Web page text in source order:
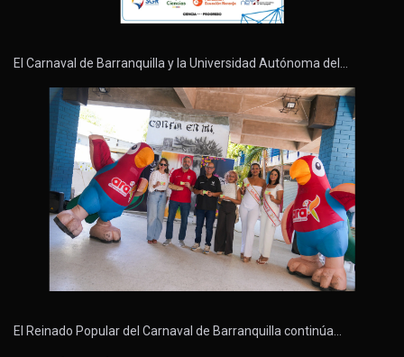
El Carnaval de Barranquilla y la Universidad Autónoma del…
El Reinado Popular del Carnaval de Barranquilla continúa…